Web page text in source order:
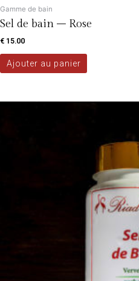
Gamme de bain
Sel de bain – Rose
€ 15.00
Ajouter au panier